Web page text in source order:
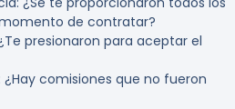
de contratar?
presionaron para aceptar el
: ¿Hay comisiones que no fueron